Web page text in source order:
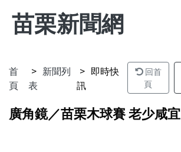
苗栗新聞網
首
頁
新聞列
表
即時快
訊
回首
頁
廣角鏡／苗栗木球賽 老少咸宜